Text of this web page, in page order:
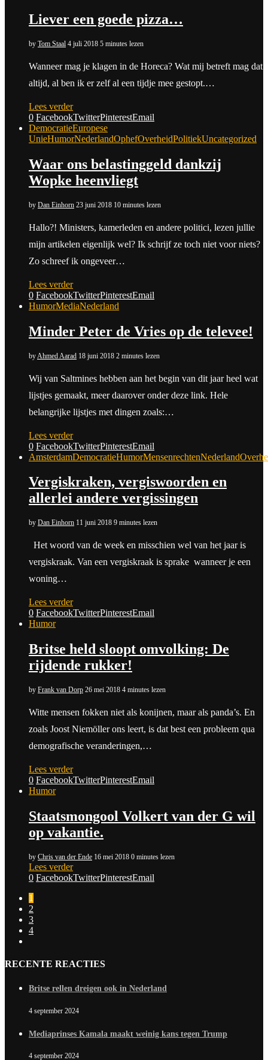
Liever een goede pizza…
by Tom Staal 4 juli 2018 5 minutes lezen
Wanneer mag je klagen in de Horeca? Wat mij betreft mag dat
altijd, al ben ik er zelf al een tijdje mee gestopt.…
Lees verder
0 FacebookTwitterPinterestEmail
DemocratieEuropese
UnieHumorNederlandOphefOverheidPolitiekUncategorized
Waar ons belastinggeld dankzij
Wopke heenvliegt
by Dan Einhorn 23 juni 2018 10 minutes lezen
Hallo?! Ministers, kamerleden en andere politici, lezen jullie
mijn artikelen eigenlijk wel? Ik schrijf ze toch niet voor niets?
Zo schreef ik ongeveer…
Lees verder
0 FacebookTwitterPinterestEmail
HumorMediaNederland
Minder Peter de Vries op de televee!
by Ahmed Aarad 18 juni 2018 2 minutes lezen
Wij van Saltmines hebben aan het begin van dit jaar heel wat
lijstjes gemaakt, meer daarover onder deze link. Hele
belangrijke lijstjes met dingen zoals:…
Lees verder
0 FacebookTwitterPinterestEmail
AmsterdamDemocratieHumorMensenrechtenNederland
Vergiskraken, vergiswoorden en
allerlei andere vergissingen
by Dan Einhorn 11 juni 2018 9 minutes lezen
Het woord van de week en misschien wel van het jaar is
vergiskraak. Van een vergiskraak is sprake wanneer je een
woning…
Lees verder
0 FacebookTwitterPinterestEmail
Humor
Britse held sloopt omvolking: De
rijdende rukker!
by Frank van Dorp 26 mei 2018 4 minutes lezen
Witte mensen fokken niet als konijnen, maar als panda’s. En
zoals Joost Niemöller ons leert, is dat best een probleem qua
demografische veranderingen,…
Lees verder
0 FacebookTwitterPinterestEmail
Humor
Staatsmongool Volkert van der G wil
op vakantie.
by Chris van der Ende 16 mei 2018 0 minutes lezen
Lees verder
0 FacebookTwitterPinterestEmail
1
2
3
4
RECENTE REACTIES
Britse rellen dreigen ook in Nederland
4 september 2024
Mediaprinses Kamala maakt weinig kans tegen Trump
4 september 2024